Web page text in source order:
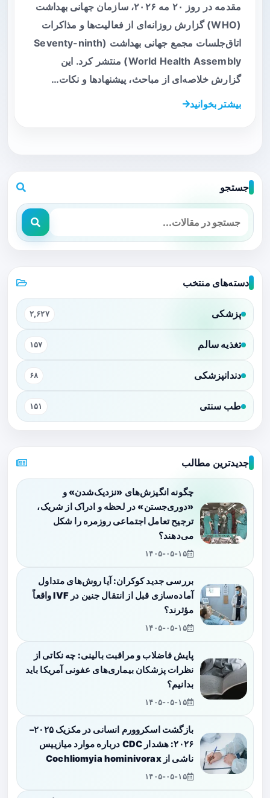
مقدمه در روز ۲۰ مه ۲۰۲۶، سازمان جهانی بهداشت
(WHO) گزارش روزانه‌ای از فعالیت‌ها و مذاکرات
اتاق‌جلسات مجمع جهانی بهداشت (Seventy-ninth
World Health Assembly) منتشر کرد. این
گزارش خلاصه‌ای از مباحث، پیشنهادها و نکات…
بیشتر بخوانید
جستجو
دسته‌های منتخب
پزشکی ۲,۶۲۷
تغذیه سالم ۱۵۷
دندانپزشکی ۶۸
طب سنتی ۱۵۱
جدیدترین مطالب
چگونه انگیزش‌های «نزدیک‌شدن» و
«دوری‌جستن» در لحظه و ادراک از شریک،
ترجیح تعامل اجتماعی روزمره را شکل
می‌دهند؟
۱۴۰۵-۰۵-۱۵
بررسی جدید کوکران: آیا روش‌های متداول
آماده‌سازی قبل از انتقال جنین در IVF واقعاً
مؤثرند؟
۱۴۰۵-۰۵-۱۵
پایش فاضلاب و مراقبت بالینی: چه نکاتی از
نظرات پزشکان بیماری‌های عفونی آمریکا باید
بدانیم؟
۱۴۰۵-۰۵-۱۵
بازگشت اسکروورم انسانی در مکزیک ۲۰۲۵–
۲۰۲۶: هشدار CDC درباره موارد میازییس
ناشی از Cochliomyia hominivorax
۱۴۰۵-۰۵-۱۵